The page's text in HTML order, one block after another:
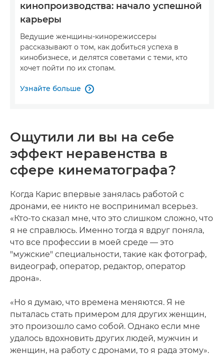
кинопроизводства: начало успешной
карьеры
Ведущие женщины-кинорежиссеры
рассказывают о том, как добиться успеха в
кинобизнесе, и делятся советами с теми, кто
хочет пойти по их стопам.
Узнайте больше 
Ощутили ли вы на себе
эффект неравенства в
сфере кинематографа?
Когда Карис впервые занялась работой с
дронами, ее никто не воспринимал всерьез.
«Кто-то сказал мне, что это слишком сложно, что
я не справлюсь. Именно тогда я вдруг поняла,
что все профессии в моей среде — это
"мужские" специальности, такие как фотограф,
видеограф, оператор, редактор, оператор
дрона».
«Но я думаю, что времена меняются. Я не
пыталась стать примером для других женщин,
это произошло само собой. Однако если мне
удалось вдохновить других людей, мужчин и
женщин, на работу с дронами, то я рада этому».